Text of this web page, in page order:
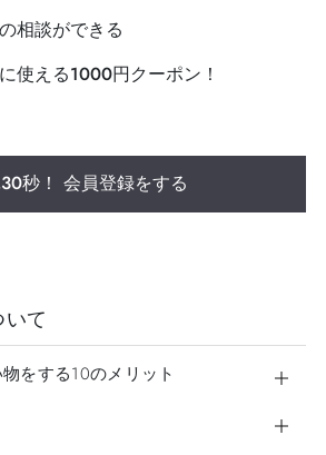
相談ができる
使える1000円クーポン！
秒！ 会員登録をする
て
をする10のメリット